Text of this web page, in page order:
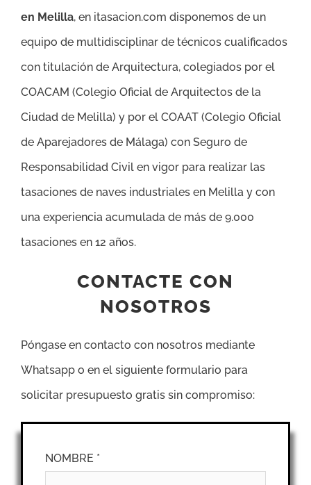
en Melilla, en itasacion.com disponemos de un
equipo de multidisciplinar de técnicos cualificados
con titulación de Arquitectura, colegiados por el
COACAM (Colegio Oficial de Arquitectos de la
Ciudad de Melilla) y por el COAAT (Colegio Oficial
de Aparejadores de Málaga) con Seguro de
Responsabilidad Civil en vigor para realizar las
tasaciones de naves industriales en Melilla y con
una experiencia acumulada de más de 9.000
tasaciones en 12 años.
CONTACTE CON
NOSOTROS
Póngase en contacto con nosotros mediante
Whatsapp o en el siguiente formulario para
solicitar presupuesto gratis sin compromiso:
NOMBRE *